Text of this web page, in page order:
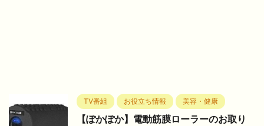
TV番組 お役立ち情報 美容・健康
【ぽかぽか】電動筋膜ローラーのお取り